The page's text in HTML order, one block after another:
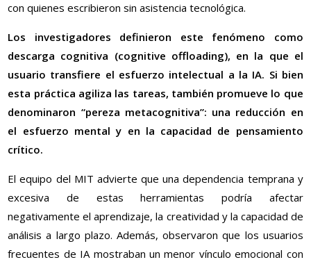
con quienes escribieron sin asistencia tecnológica.
Los investigadores definieron este fenómeno como
descarga cognitiva (cognitive offloading), en la que el
usuario transfiere el esfuerzo intelectual a la IA. Si bien
esta práctica agiliza las tareas, también promueve lo que
denominaron “pereza metacognitiva”: una reducción en
el esfuerzo mental y en la capacidad de pensamiento
crítico.
El equipo del MIT advierte que una dependencia temprana y
excesiva de estas herramientas podría afectar
negativamente el aprendizaje, la creatividad y la capacidad de
análisis a largo plazo. Además, observaron que los usuarios
frecuentes de IA mostraban un menor vínculo emocional con